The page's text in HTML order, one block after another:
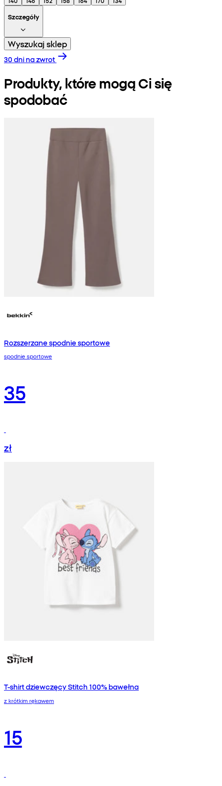
Szczegóły
Wyszukaj sklep
30 dni na zwrot
Produkty, które mogą Ci się
spodobać
Rozszerzane spodnie sportowe
spodnie sportowe
35
zł
T-shirt dziewczęcy Stitch 100% bawełna
z krótkim rękawem
15